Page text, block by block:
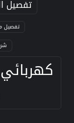
تفصيل
تفصيل